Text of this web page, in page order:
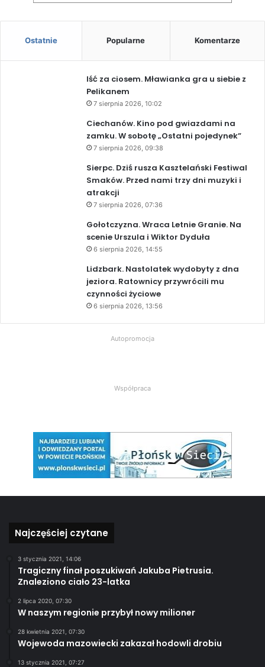
Ostatnie Popularne Komentarze
Iść za ciosem. Mławianka gra u siebie z
Pelikanem
7 sierpnia 2026, 10:02
Ciechanów. Kino pod gwiazdami na
zamku. W sobotę „Ostatni pojedynek”
7 sierpnia 2026, 09:38
Sierpc. Dziś rusza Kasztelański Festiwal
Smaków. Przed nami trzy dni muzyki i
atrakcji
7 sierpnia 2026, 07:36
Gołotczyzna. Wraca Letnie Granie. Na
scenie Urszula i Wiktor Dyduła
6 sierpnia 2026, 14:55
Lidzbark. Nastolatek wydobyty z dna
jeziora. Ratownicy przywrócili mu
czynności życiowe
6 sierpnia 2026, 13:56
Autopromocja
Współpraca
Najczęściej czytane
3 stycznia 2021, 14:06
Tragiczny finał poszukiwań Jakuba Pietrusia.
Znaleziono ciało 23-latka
2 lipca 2020, 07:30
W naszym regionie przybył nowy milioner
28 kwietnia 2021, 07:30
Wojewoda mazowiecki zakazał hodowli drobiu
13 stycznia 2021, 07:27